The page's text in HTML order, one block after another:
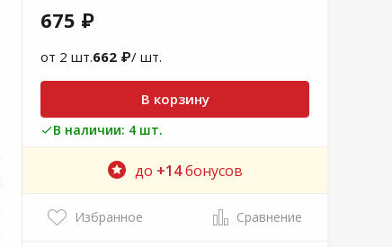
675 ₽
от 2 шт.662 ₽/ шт.
В корзину
В наличии: 4 шт.
до +14бонусов
Избранное Сравнение